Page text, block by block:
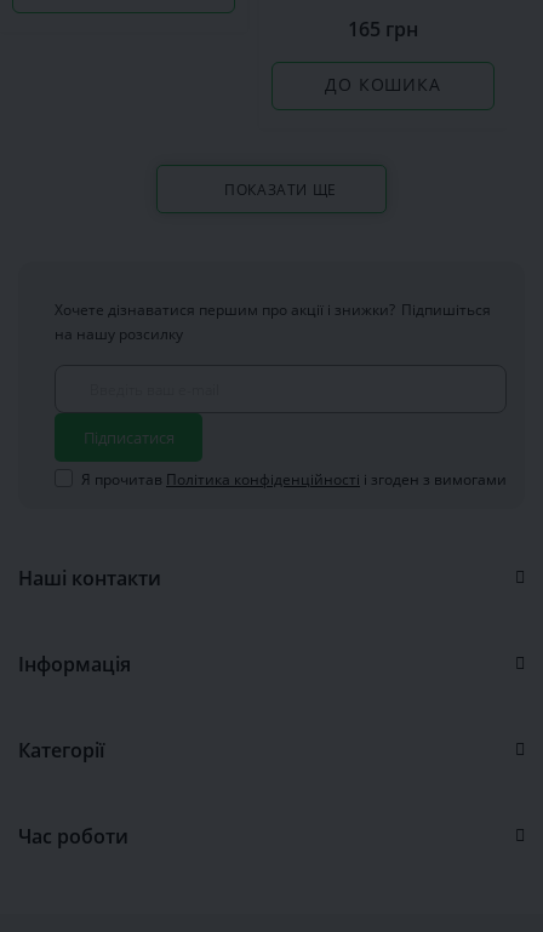
165 грн
ДО КОШИКА
ПОКАЗАТИ ЩЕ
Хочете дізнаватися першим про акції і знижки? Підпишіться
на нашу розсилку
Підписатися
Я прочитав Політика конфіденційності і згоден з вимогами
Наші контакти
Інформація
Категорії
Час роботи